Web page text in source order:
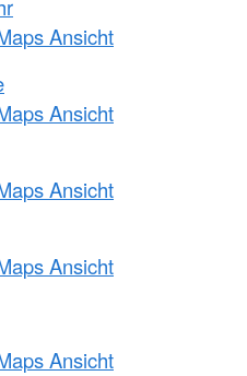
Ansicht
Ansicht
Ansicht
Ansicht
Ansicht